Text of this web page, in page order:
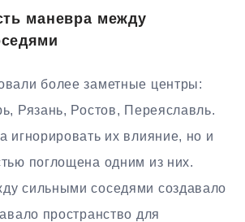
маневра между
более заметные центры:
Рязань, Ростов, Переяславль.
игнорировать их влияние, но и
поглощена одним из них.
сильными соседями создавало
пространство для